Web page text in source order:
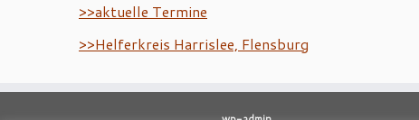
>>aktuelle Termine
>>Helferkreis Harrislee, Flensburg